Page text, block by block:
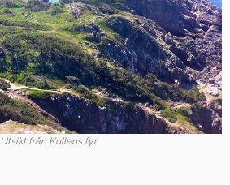
Utsikt från Kullens fyr